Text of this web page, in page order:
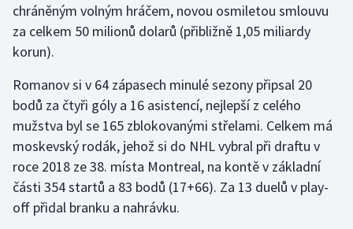
chráněným volným hráčem, novou osmiletou smlouvu
za celkem 50 milionů dolarů (přibližně 1,05 miliardy
korun).
Romanov si v 64 zápasech minulé sezony připsal 20
bodů za čtyři góly a 16 asistencí, nejlepší z celého
mužstva byl se 165 zblokovanými střelami. Celkem má
moskevský rodák, jehož si do NHL vybral při draftu v
roce 2018 ze 38. místa Montreal, na kontě v základní
části 354 startů a 83 bodů (17+66). Za 13 duelů v play-
off přidal branku a nahrávku.